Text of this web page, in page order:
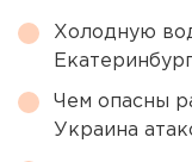
Холодную
Чем опасны
Украина